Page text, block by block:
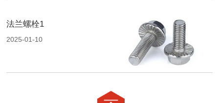
法兰螺栓1
2025-01-10